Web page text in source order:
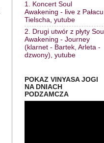
1. Koncert Soul
Awakening - live z Pałacu
Tielscha, yutube
2. Drugi utwór z płyty Soul
Awakening - Journey
(klarnet - Bartek, Arleta -
dzwony), yutube
POKAZ VINYASA JOGI
NA DNIACH
PODZAMCZA